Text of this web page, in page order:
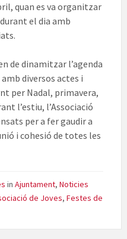
quan es va organitzar
el dia amb
de dinamitzar l’agenda
diversos actes i
per Nadal, primavera,
l’estiu, l’Associació
per a fer gaudir a
i cohesió de totes les
in Ajuntament, Noticies
de Joves, Festes de